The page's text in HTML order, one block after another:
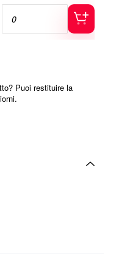
Puoi restituire la